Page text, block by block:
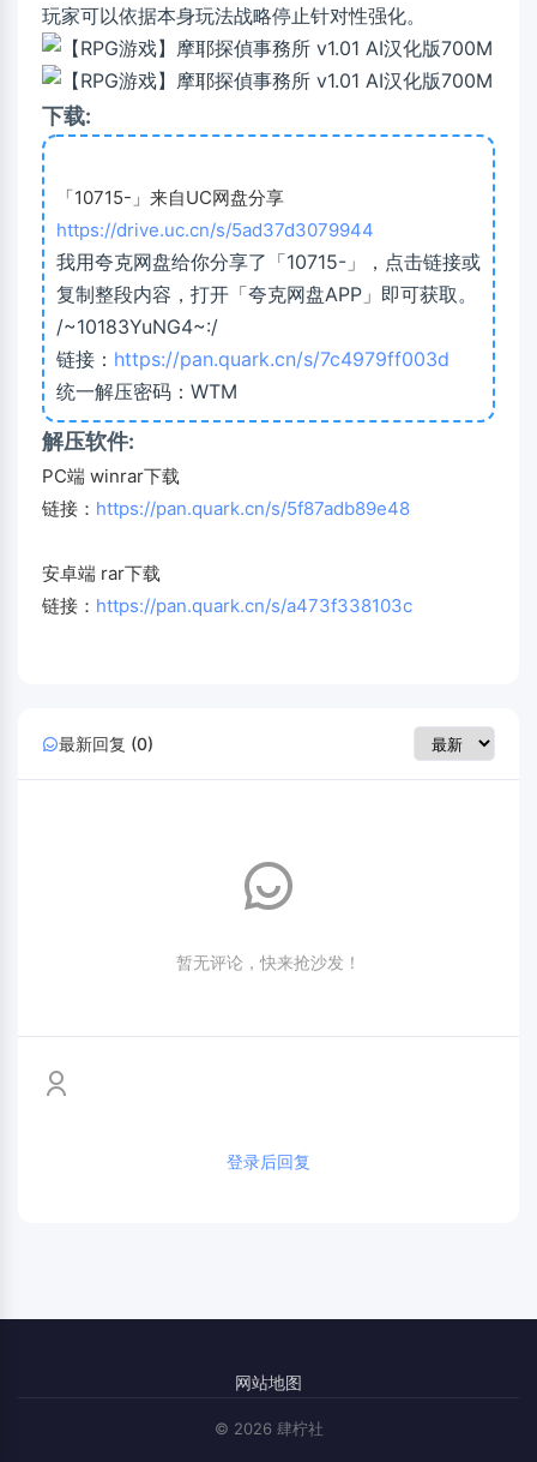
玩家可以依据本身玩法战略停止针对性强化。
下载:
「10715-」来自UC网盘分享
https://drive.uc.cn/s/5ad37d3079944
我用夸克网盘给你分享了「10715-」，点击链接或
复制整段内容，打开「夸克网盘APP」即可获取。
/~10183YuNG4~:/
链接： https://pan.quark.cn/s/7c4979ff003d
统一解压密码：WTM
解压软件:
PC端 winrar下载
链接： https://pan.quark.cn/s/5f87adb89e48
安卓端 rar下载
链接： https://pan.quark.cn/s/a473f338103c
最新回复 (0)
暂无评论，快来抢沙发！
登录后回复
网站地图
© 2026 肆柠社